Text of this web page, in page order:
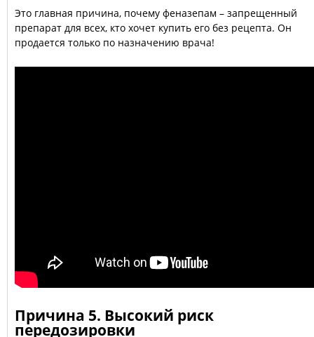
Это главная причина, почему феназепам – запрещенный
препарат для всех, кто хочет купить его без рецепта. Он
продается только по назначению врача!
Причина 5. Высокий риск
передозировки